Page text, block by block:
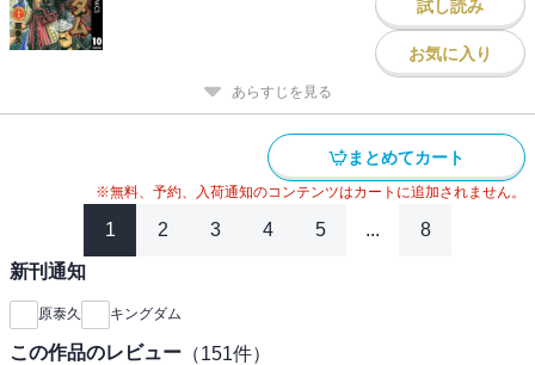
試し読み
お気に入り
あらすじを見る
まとめてカート
※無料、予約、入荷通知のコンテンツはカートに追加されません。
1 2 3 4 5 ... 8
新刊通知
原泰久 キングダム
この作品のレビュー （151件）